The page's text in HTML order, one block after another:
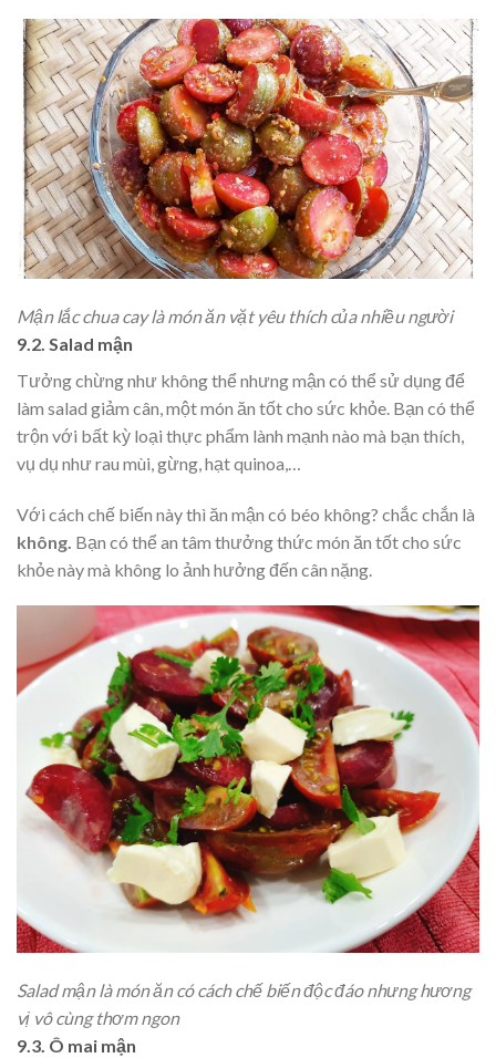
Mận lắc chua cay là món ăn vặt yêu thích của nhiều người
9.2. Salad mận
Tưởng chừng như không thể nhưng mận có thể sử dụng để
làm salad giảm cân, một món ăn tốt cho sức khỏe. Bạn có thể
trộn với bất kỳ loại thực phẩm lành mạnh nào mà bạn thích,
vụ dụ như rau mùi, gừng, hạt quinoa,…
Với cách chế biến này thì ăn mận có béo không? chắc chắn là
không. Bạn có thể an tâm thưởng thức món ăn tốt cho sức
khỏe này mà không lo ảnh hưởng đến cân nặng.
Salad mận là món ăn có cách chế biến độc đáo nhưng hương
vị vô cùng thơm ngon
9.3. Ô mai mận